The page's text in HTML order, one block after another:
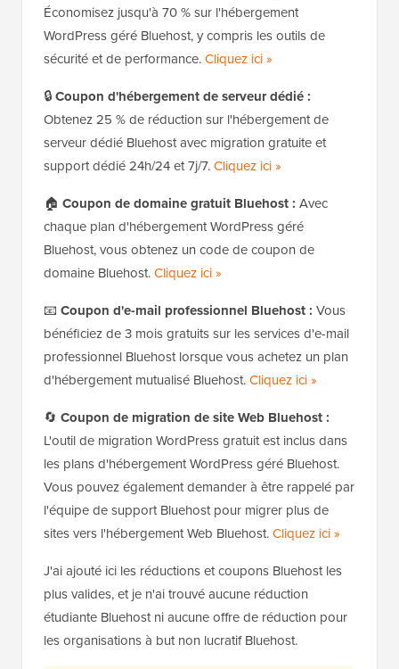
Économisez jusqu'à 70 % sur l'hébergement
WordPress géré Bluehost, y compris les outils de
sécurité et de performance.Cliquez ici »
🔒Coupon d'hébergement de serveur dédié :
Obtenez 25 % de réduction sur l'hébergement de
serveur dédié Bluehost avec migration gratuite et
support dédié 24h/24 et 7j/7.Cliquez ici »
🏠 Coupon de domaine gratuit Bluehost : Avec
chaque plan d'hébergement WordPress géré
Bluehost, vous obtenez un code de coupon de
domaine Bluehost.Cliquez ici »
📧 Coupon d'e-mail professionnel Bluehost : Vous
bénéficiez de 3 mois gratuits sur les services d'e-mail
professionnel Bluehost lorsque vous achetez un plan
d'hébergement mutualisé Bluehost.Cliquez ici »
🔄 Coupon de migration de site Web Bluehost :
L'outil de migration WordPress gratuit est inclus dans
les plans d'hébergement WordPress géré Bluehost.
Vous pouvez également demander à être rappelé par
l'équipe de support Bluehost pour migrer plus de
sites vers l'hébergement Web Bluehost.Cliquez ici »
J'ai ajouté ici les réductions et coupons Bluehost les
plus valides, et je n'ai trouvé aucune réduction
étudiante Bluehost ni aucune offre de réduction pour
les organisations à but non lucratif Bluehost.